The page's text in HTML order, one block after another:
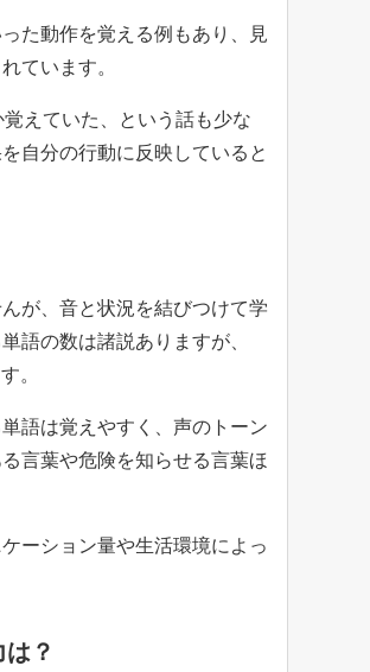
た動作を覚える例もあり、見
ています。
えていた、という話も少な
自分の行動に反映していると
が、音と状況を結びつけて学
語の数は諸説ありますが、
。
語は覚えやすく、声のトーン
言葉や危険を知らせる言葉ほ
ーション量や生活環境によっ
？